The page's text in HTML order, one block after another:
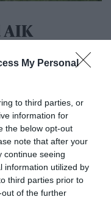
My Personal
to third parties, or
information for
the below opt-out
note that after your
continue seeing
information utilized by
third parties prior to
of the further
AIK